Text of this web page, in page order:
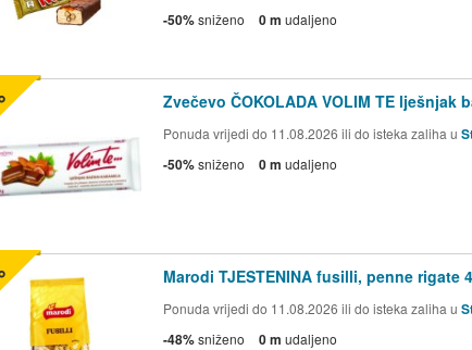
-50%sniženo 0 m udaljeno
Zvečevo ČOKOLADA VOLIM TE lješnjak
Ponuda vrijedi do 11.08.2026 ili do isteka zaliha u
-50%sniženo 0 m udaljeno
Marodi TJESTENINA fusilli, penne rigate
Ponuda vrijedi do 11.08.2026 ili do isteka zaliha u
-48%sniženo 0 m udaljeno